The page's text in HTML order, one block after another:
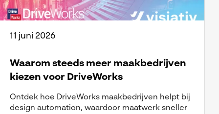
11 juni 2026
Waarom steeds meer maakbedrijven
kiezen voor DriveWorks
Ontdek hoe DriveWorks maakbedrijven helpt bij
design automation, waardoor maatwerk sneller